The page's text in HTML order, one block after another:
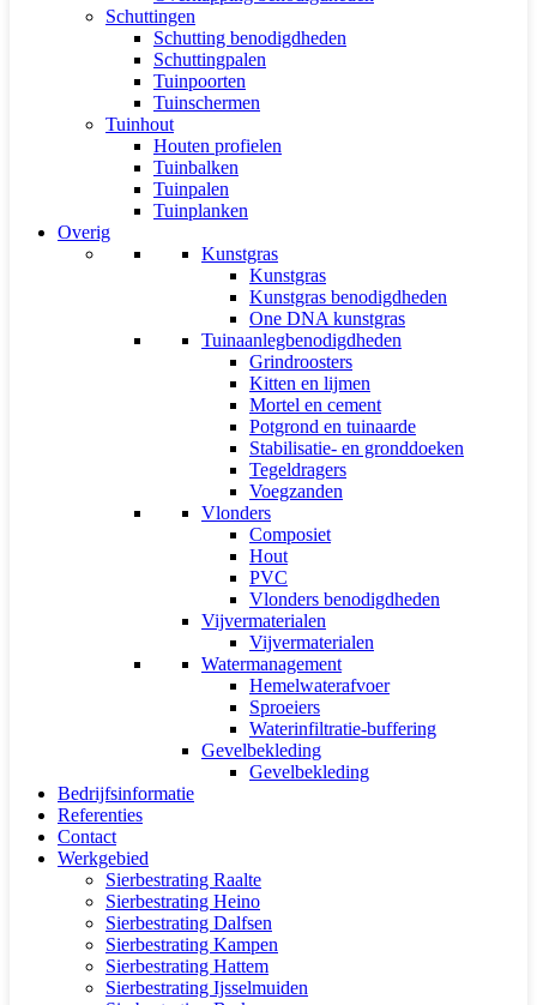
Schuttingen
Schutting benodigdheden
Schuttingpalen
Tuinpoorten
Tuinschermen
Tuinhout
Houten profielen
Tuinbalken
Tuinpalen
Tuinplanken
Overig
Kunstgras
Kunstgras
Kunstgras benodigdheden
One DNA kunstgras
Tuinaanlegbenodigdheden
Grindroosters
Kitten en lijmen
Mortel en cement
Potgrond en tuinaarde
Stabilisatie- en gronddoeken
Tegeldragers
Voegzanden
Vlonders
Composiet
Hout
PVC
Vlonders benodigdheden
Vijvermaterialen
Vijvermaterialen
Watermanagement
Hemelwaterafvoer
Sproeiers
Waterinfiltratie-buffering
Gevelbekleding
Gevelbekleding
Bedrijfsinformatie
Referenties
Contact
Werkgebied
Sierbestrating Raalte
Sierbestrating Heino
Sierbestrating Dalfsen
Sierbestrating Kampen
Sierbestrating Hattem
Sierbestrating Ijsselmuiden